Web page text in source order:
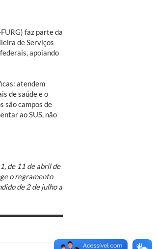
faz parte da
de Serviços
apoiando
atendem
de saúde e o
são campos de
ao SUS, não
de 11 de abril de
o regramento
de 2 de julho a